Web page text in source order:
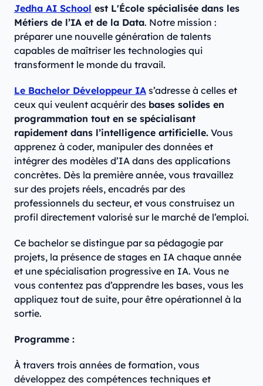
Jedha AI School est L'École spécialisée dans les
Métiers de l’IA et de la Data. Notre mission :
préparer une nouvelle génération de talents
capables de maîtriser les technologies qui
transforment le monde du travail.
Le Bachelor Développeur IA s’adresse à celles et
ceux qui veulent acquérir des bases solides en
programmation tout en se spécialisant
rapidement dans l’intelligence artificielle. Vous
apprenez à coder, manipuler des données et
intégrer des modèles d’IA dans des applications
concrètes. Dès la première année, vous travaillez
sur des projets réels, encadrés par des
professionnels du secteur, et vous construisez un
profil directement valorisé sur le marché de l’emploi.
Ce bachelor se distingue par sa pédagogie par
projets, la présence de stages en IA chaque année
et une spécialisation progressive en IA. Vous ne
vous contentez pas d’apprendre les bases, vous les
appliquez tout de suite, pour être opérationnel à la
sortie.
Programme :
À travers trois années de formation, vous
développez des compétences techniques et